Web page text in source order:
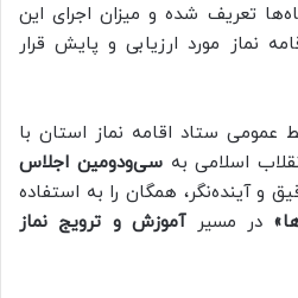
تعریف شده و میزان اجرای این
نماز مورد ارزیابی و پایش قرار
عمومی ستاد اقامه نماز استان با
اسلامی بهسی‌ودومین اجلاس
و آینده‌نگر، همگان را به استفاده
در مسیرآموزش و ترویج نماز